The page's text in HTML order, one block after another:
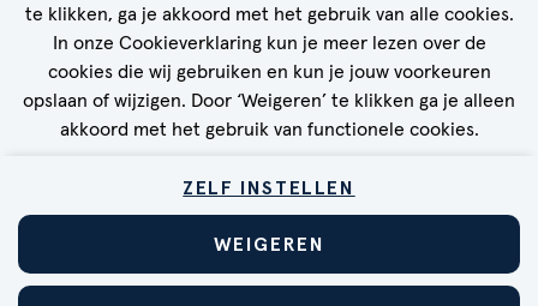
te klikken, ga je akkoord met het gebruik van alle cookies.
In onze Cookieverklaring kun je meer lezen over de
cookies die wij gebruiken en kun je jouw voorkeuren
opslaan of wijzigen. Door ‘Weigeren’ te klikken ga je alleen
akkoord met het gebruik van functionele cookies.
ZELF INSTELLEN
WEIGEREN
STEL JOB ALERT IN
COOKIEBELEID
PRIVACYVERKLARING
DISCLAIMER